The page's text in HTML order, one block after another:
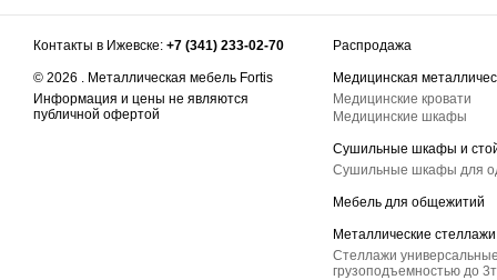
Контакты в Ижевске: +7 (341) 233-02-70
© 2026 . Металлическая мебель Fortis
Информация и цены не являются
публичной офертой
Распродажа
Медицинская
Медицинские кровати
Медицинские шкафы
Сушильные шкафы и
Сушильные шкафы для
Мебель для общежитий
Металлические стеллажи
Стеллажи
грузоподъемностью до